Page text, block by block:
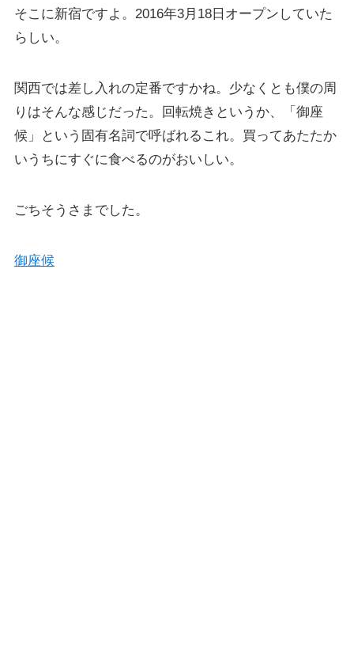
そこに新宿ですよ。2016年3月18日オープンしていた
らしい。
関西では差し入れの定番ですかね。少なくとも僕の周
りはそんな感じだった。回転焼きというか、「御座
候」という固有名詞で呼ばれるこれ。買ってあたたか
いうちにすぐに食べるのがおいしい。
ごちそうさまでした。
御座候